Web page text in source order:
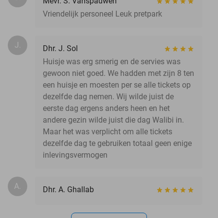
Vriendelijk personeel Leuk pretpark
J.
Dhr. J. Sol
Huisje was erg smerig en de servies was
gewoon niet goed. We hadden met zijn 8 ten
een huisje en moesten per se alle tickets op
dezelfde dag nemen. Wij wilde juist de
eerste dag ergens anders heen en het
andere gezin wilde juist die dag Walibi in.
Maar het was verplicht om alle tickets
dezelfde dag te gebruiken totaal geen enige
inlevingsvermogen
A. Dhr. A. Ghallab